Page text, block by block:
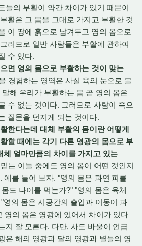
들의 부활이 약간 차이가 있기 때문이
활은 그 몸을 그대로 가지고 부활한 것
이 땅에 흙으로 남겨두고 영의 몸으로
러므로 일반 사람들은 부활에 관하여
수 있다.
면 영의 몸으로 부활하는 것이 맞는
경험하는 영역은 사실 육의 눈으로 볼
해 우리가 부활하는 몸 곧 영의 몸은
수 없는 것이다. 그러므로 사람이 죽으
질문을 던지게 되는 것이다.
한다는데 대체 부활의 몸이란 어떻게
할 때에는 각기 다른 영광의 몸으로 부
체 얼마만큼의 차이를 가지고 있는
는 이들 중에도 영의 몸이 어떤 것인지
예를 들어 보자. "영의 몸은 과연 피를
도 나이를 먹는가?" "영의 몸은 육체
영의 몸은 시공간의 출입과 이동이 과
영의 몸은 영광에 있어서 차이가 있다
지 잘 모른다. 다만, 사도 바울이 언급
은 해의 영광과 달의 영광과 별들의 영